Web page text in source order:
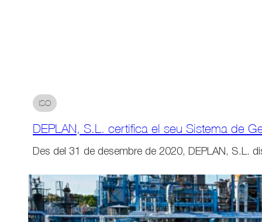
ISO
DEPLAN, S.L. certifica el seu Sistema de
Des del 31 de desembre de 2020, DEPLAN, S.L.